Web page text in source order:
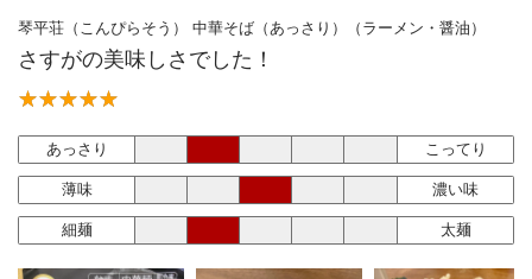
琴平荘（こんぴらそう） 中華そば（あっさり）（ラーメン・醤油）
さすがの美味しさでした！
あっさり こってり
薄味 濃い味
細麺 太麺